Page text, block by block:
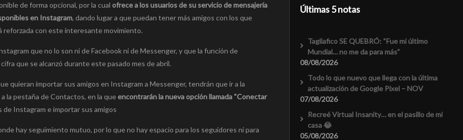
de forma opcional, por la cual ofrece a los usuarios de su servicio de mensajería
en Instagram, dando lugar a que puedan tener más amigos con los que
reforzada con este interesante movimiento.
que no lo son ni de Facebook ni de Messenger, y que la función de
que se alcanzó durante este pasado mes de abril.
quieran importar sus amigos en Instagram a Messenger, tendrán que ir a la
la pestaña de Contactos, en la queencontrarán la nueva opción llamada “Conectar
de Instagram e importar sus amigos
hay seguimiento mutuo, por lo que no hay espacio para los seguidores ni para
Últimas 5 notas
Tagliafico SE QUEBRÓ: “Fue mi último
Mundial… no me da para más”
08/08/2026
Todo lo que nuevo que llega con la última
actualización de Google Pixel – NOV
07/08/2026
Recreé Virtual Insanity… en el pasillo de mi
casa 😂
05/08/2026